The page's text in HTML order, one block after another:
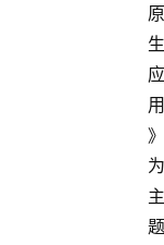
原
生
应
用
》
为
主
题